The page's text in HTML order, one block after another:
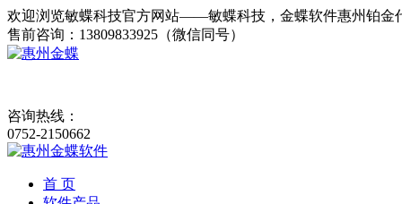
欢迎浏览敏蝶科技官方网站——敏蝶科技，金蝶软件惠州铂金
售前咨询：13809833925（微信同号）
咨询热线：
0752-2150662
首 页